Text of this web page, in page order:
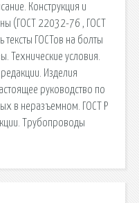
Конструкция и
(ГОСТ 22032-76 , ГОСТ
ГОСТов на болты
Технические условия.
Изделия
руководство по
в неразъемном. ГОСТ Р
Трубопроводы